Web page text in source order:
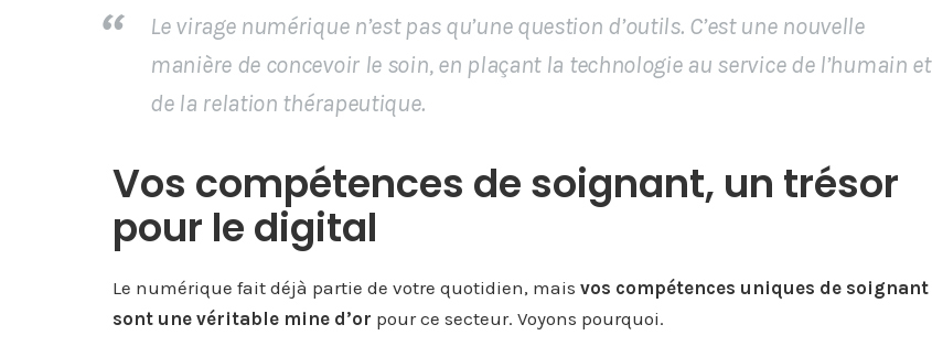
Le virage numérique n’est pas qu’une question d’outils. C’est une nouvelle
manière de concevoir le soin, en plaçant la technologie au service de l’humain et
de la relation thérapeutique.
Vos compétences de soignant, un trésor
pour le digital
Le numérique fait déjà partie de votre quotidien, mais vos compétences uniques de soignant
sont une véritable mine d’or pour ce secteur. Voyons pourquoi.